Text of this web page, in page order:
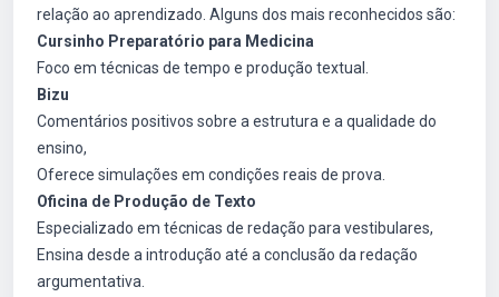
relação ao aprendizado. Alguns dos mais reconhecidos são:
Cursinho Preparatório para Medicina
Foco em técnicas de tempo e produção textual.
Bizu
Comentários positivos sobre a estrutura e a qualidade do
ensino,
Oferece simulações em condições reais de prova.
Oficina de Produção de Texto
Especializado em técnicas de redação para vestibulares,
Ensina desde a introdução até a conclusão da redação
argumentativa.